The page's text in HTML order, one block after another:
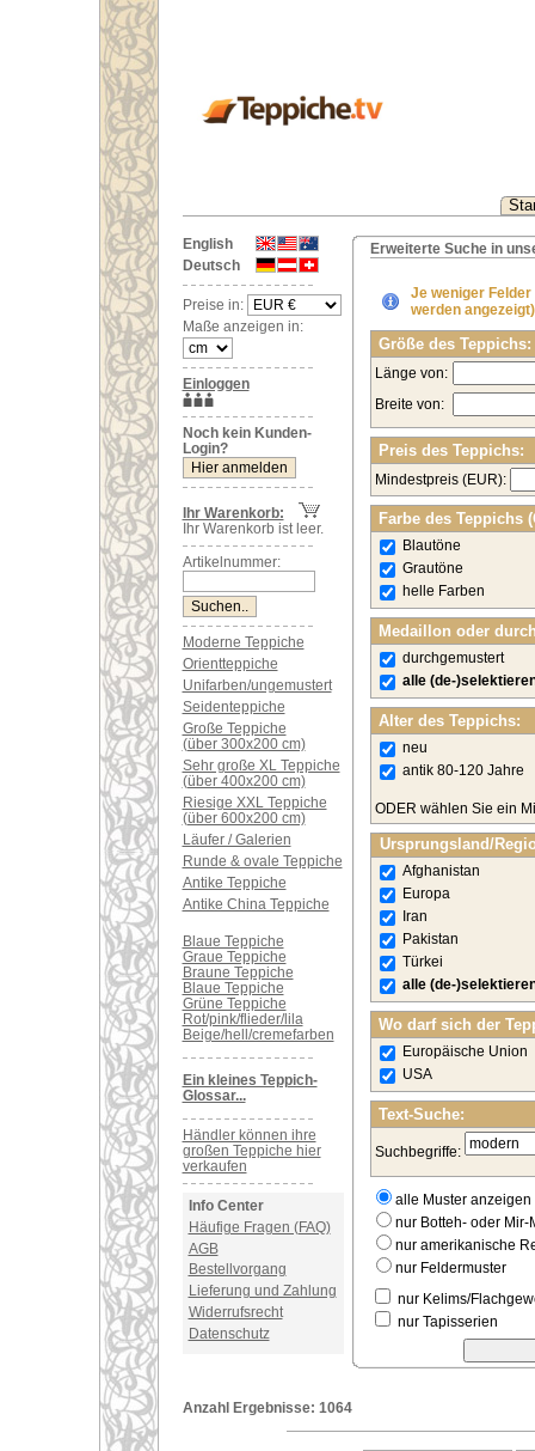
English
Deutsch
Preise in:
Maße anzeigen in:
Einloggen
Noch kein Kunden-
Login?
Ihr Warenkorb:
Ihr Warenkorb ist leer.
Artikelnummer:
Moderne Teppiche
Orientteppiche
Unifarben/ungemustert
Seidenteppiche
Große Teppiche
(über 300x200 cm)
Sehr große XL Teppiche
(über 400x200 cm)
Riesige XXL Teppiche
(über 600x200 cm)
Läufer / Galerien
Runde & ovale Teppiche
Antike Teppiche
Antike China Teppiche
Blaue Teppiche
Graue Teppiche
Braune Teppiche
Blaue Teppiche
Grüne Teppiche
Rot/pink/flieder/lila
Beige/hell/cremefarben
Ein kleines Teppich-
Glossar...
Händler können ihre
großen Teppiche hier
verkaufen
Info Center
Häufige Fragen (FAQ)
AGB
Bestellvorgang
Lieferung und Zahlung
Widerrufsrecht
Datenschutz
Erweiterte Suche in
Je weniger
werden
Größe des Teppichs:
Länge von:
Breite von:
Preis des Teppichs:
Mindestpreis (EUR):
Farbe des Teppichs
Blautöne
Grautöne
helle Farben
Medaillon oder
durchgemustert
alle (de-
Alter des Teppichs:
neu
antik 80-120 Jahre
ODER wählen Sie ein
Ursprungsland/
Afghanistan
Europa
Iran
Pakistan
Türkei
alle (de-
Wo darf sich der
Europäische Union
USA
Text-Suche:
Suchbegriffe:
alle Muster anzeigen
nur Botteh- oder Mir-
nur amerikanische
nur Feldermuster
nur Kelims/
nur Tapisserien
Anzahl Ergebnisse: 1064